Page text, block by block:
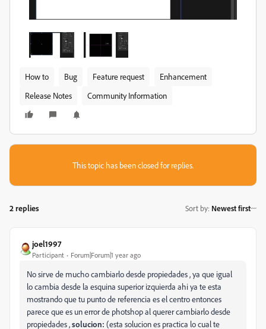
How to Bug Feature request
Enhancement
Release Notes
Community Information
This topic has been closed for replies.
2 replies Sort by: Newest first
joel1997
Participant Forum|Forum|1 year ago
No sirve de mucho cambiarlo desde propiedades , ya que igual
lo cambia desde la esquina superior izquierda ahi ya te esta
mostrando que tu punto de referencia es el centro entonces
parece que es un error de photshop al querer cambiarlo desde
propiedades ,solucion: (esta solucion es practica lo cual te